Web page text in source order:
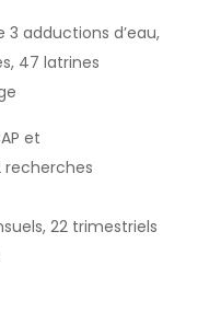
adductions d’eau,
47 latrines
et
recherches
22 trimestriels